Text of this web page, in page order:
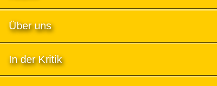
Über uns
In der Kritik